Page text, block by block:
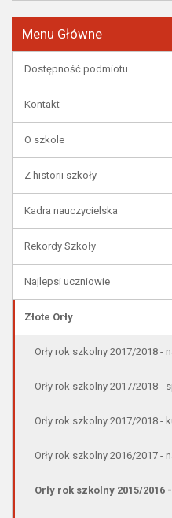
Menu Główne
Dostępność podmiotu
Kontakt
O szkole
Z historii szkoły
Kadra nauczycielska
Rekordy Szkoły
Najlepsi uczniowie
Złote Orły
Orły rok szkolny 2017/2018 -
Orły rok szkolny 2017/2018 -
Orły rok szkolny 2017/2018 -
Orły rok szkolny 2016/2017 -
Orły rok szkolny 2015/2016